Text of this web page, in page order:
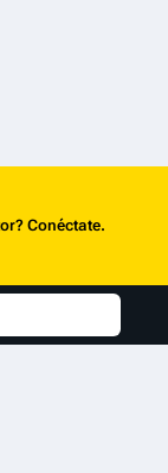
Conéctate.